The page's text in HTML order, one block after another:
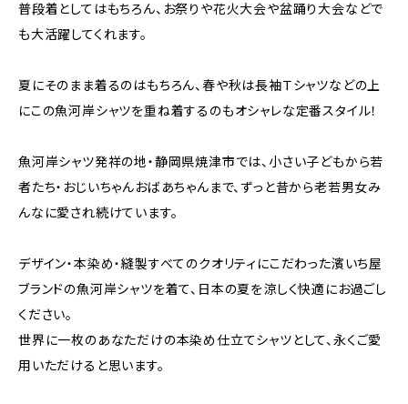
普段着としてはもちろん、お祭りや花火大会や盆踊り大会などで
も大活躍してくれます。
夏にそのまま着るのはもちろん、春や秋は長袖Ｔシャツなどの上
にこの魚河岸シャツを重ね着するのもオシャレな定番スタイル！
魚河岸シャツ発祥の地・静岡県焼津市では、小さい子どもから若
者たち・おじいちゃんおばあちゃんまで、ずっと昔から老若男女み
んなに愛され続けています。
デザイン・本染め・縫製すべてのクオリティにこだわった濱いち屋
ブランドの魚河岸シャツを着て、日本の夏を涼しく快適にお過ごし
ください。
世界に一枚のあなただけの本染め仕立てシャツとして、永くご愛
用いただけると思います。